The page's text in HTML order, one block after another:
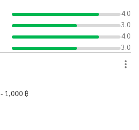
4.0
3.0
4.0
3.0
1,000 ฿